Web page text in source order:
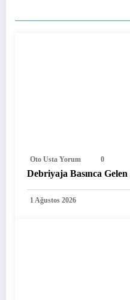
Oto Usta Yorum 0
Debriyaja Basınca
1 Ağustos 2026